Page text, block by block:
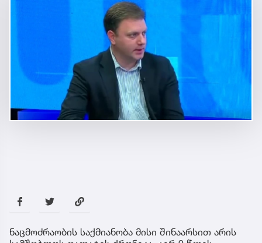
ნაცმოძრაობის საქმიანობა მისი შინაარსით არის